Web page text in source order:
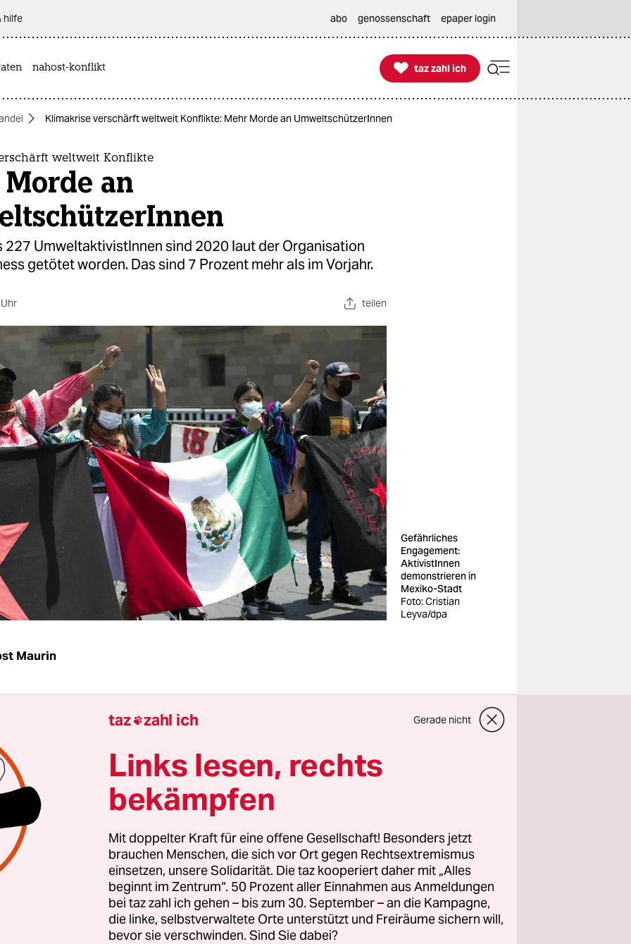
hilfe abo genossenschaft epaper login
nahost-konflikt 
taz zahl ich
taz zahl ich
Klimakrise verschärft weltweit Konflikte: Mehr Morde an UmweltschützerInnen
weltweit Konflikte
an
227 UmweltaktivistInnen sind 2020 laut der Organisation
getötet worden. Das sind 7 Prozent mehr als im Vorjahr.
teilen
Gefährliches
Engagement:
AktivistInnen
demonstrieren in
Mexiko-Stadt
Foto: Cristian
Leyva/dpa
Maurin
in zwei Vans, sie hatten großkalibrige Waffen. Ende
2020 töteten sie den mexikanischen Wasser- und
wie die niederländische Brauerei Heineken in seiner
im Bundesstaat Baja California riesige Mengen Wasser
viele Indigene nicht einmal ihre Felder bewässern
wurde nur 34 Jahre alt.
taz zahl ich Gerade nicht
Links lesen, rechts
bekämpfen
Mit doppelter Kraft für eine offene Gesellschaft! Besonders jetzt
brauchen Menschen, die sich vor Ort gegen Rechtsextremismus
einsetzen, unsere Solidarität. Die taz kooperiert daher mit „Alles
beginnt im Zentrum“. 50 Prozent aller Einnahmen aus Anmeldungen
bei taz zahl ich gehen – bis zum 30. September – an die Kampagne,
die linke, selbstverwaltete Orte unterstützt und Freiräume sichern will,
bevor sie verschwinden. Sind Sie dabei?